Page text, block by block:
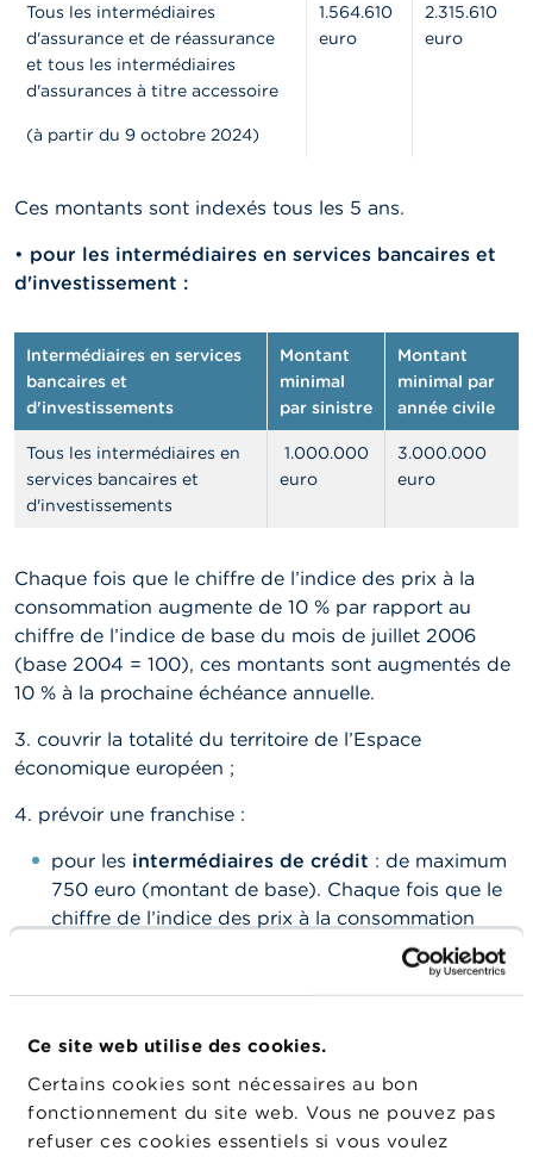
Ce site web utilise des cookies.
Certains cookies sont nécessaires au bon
fonctionnement du site web. Vous ne pouvez pas
refuser ces cookies essentiels si vous voulez
Tous les intermédiaires
d'assurance et de réassurance
et tous les intermédiaires
d'assurances à titre accessoire
(à partir du 9 octobre 2024)
1.564.610
euro
2.315.610
euro
Ces montants sont indexés tous les 5 ans.
• pour les intermédiaires en services bancaires et
d'investissement :
Intermédiaires en services
bancaires et
d'investissements
Montant
minimal
par sinistre
Montant
minimal par
année civile
Tous les intermédiaires en
services bancaires et
d'investissements
1.000.000
euro
3.000.000
euro
Chaque fois que le chiffre de l’indice des prix à la
consommation augmente de 10 % par rapport au
chiffre de l’indice de base du mois de juillet 2006
(base 2004 = 100), ces montants sont augmentés de
10 % à la prochaine échéance annuelle.
3. couvrir la totalité du territoire de l’Espace
économique européen ;
4. prévoir une franchise :
pour les intermédiaires de crédit : de maximum
750 euro (montant de base). Chaque fois que le
chiffre de l’indice des prix à la consommation
augmente de 10 % par rapport au chiffre de
l’indice de base du mois de juillet 2015 (base
2013 = 100), ce montant est majoré de 10 % à
pour les
intermédiaires en services bancaires et
d'investissement
: de maximum 680 euro
(montant de base). Chaque fois que le chiffre de